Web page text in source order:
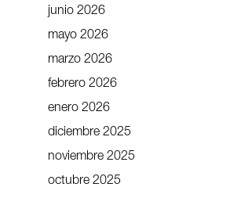
junio 2026
mayo 2026
marzo 2026
febrero 2026
enero 2026
diciembre 2025
noviembre 2025
octubre 2025